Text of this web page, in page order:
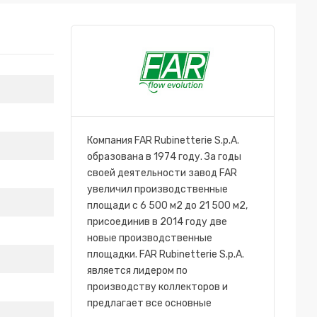
Компания FAR Rubinetterie S.p.A.
образована в 1974 году. За годы
своей деятельности завод FAR
увеличил производственные
площади с 6 500 м2 до 21 500 м2,
присоединив в 2014 году две
новые производственные
площадки. FAR Rubinetterie S.p.A.
является лидером по
производству коллекторов и
предлагает все основные